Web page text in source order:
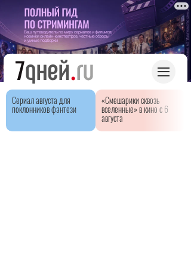
Сериал августа для
поклонников фэнтези
«Смешарики сквозь
вселенные» в кино с 6
августа